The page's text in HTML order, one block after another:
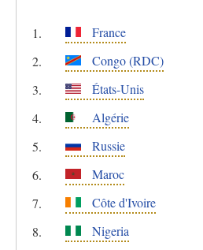
France
Congo (RDC)
États-Unis
Algérie
Russie
Maroc
Côte d'Ivoire
Nigeria